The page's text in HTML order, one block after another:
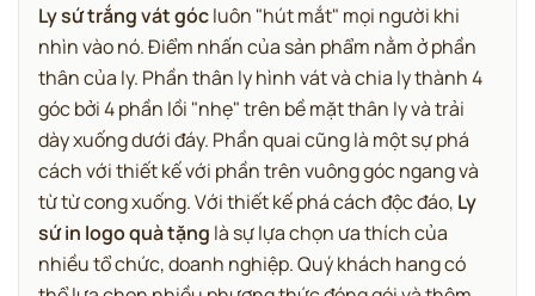
Ly sứ trắng vát gócluôn "hút mắt" mọi người khi
nhìn vào nó. Điểm nhấn của sản phẩm nằm ở phần
thân của ly. Phần thân ly hình vát và chia ly thành 4
góc bởi 4 phần lồi "nhẹ" trên bề mặt thân ly và trải
dày xuống dưới đáy. Phần quai cũng là một sự phá
cách với thiết kế với phần trên vuông góc ngang và
từ từ cong xuống. Với thiết kế phá cách độc đáo, Ly
sứ in logo quà tặng là sự lựa chọn ưa thích của
nhiều tổ chức, doanh nghiệp. Quý khách hang có